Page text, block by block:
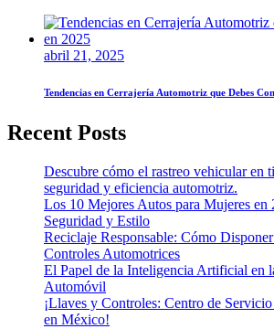
abril 21, 2025
Tendencias en Cerrajería Automotriz que Debes
Recent Posts
Descubre cómo el rastreo vehicular en
seguridad y eficiencia automotriz.
Los 10 Mejores Autos para Mujeres en
Seguridad y Estilo
Reciclaje Responsable: Cómo
Controles Automotrices
El Papel de la Inteligencia Artificial en
Automóvil
¡Llaves y Controles: Centro de
en México!